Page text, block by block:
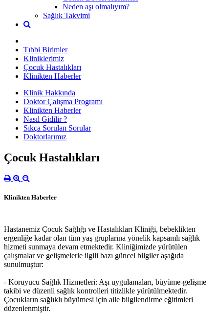
Neden aşı olmalıyım?
Sağlık Takvimi
Tıbbi Birimler
Kliniklerimiz
Çocuk Hastalıkları
Klinikten Haberler
Klinik Hakkında
Doktor Çalışma Programı
Klinikten Haberler
Nasıl Gidilir ?
Sıkça Sorulan Sorular
Doktorlarımız
Çocuk Hastalıkları
Klinikten Haberler
Hastanemiz Çocuk Sağlığı ve Hastalıkları Kliniği, bebeklikten
ergenliğe kadar olan tüm yaş gruplarına yönelik kapsamlı sağlık
hizmeti sunmaya devam etmektedir. Kliniğimizde yürütülen
çalışmalar ve gelişmelerle ilgili bazı güncel bilgiler aşağıda
sunulmuştur:
- Koruyucu Sağlık Hizmetleri: Aşı uygulamaları, büyüme-gelişme
takibi ve düzenli sağlık kontrolleri titizlikle yürütülmektedir.
Çocukların sağlıklı büyümesi için aile bilgilendirme eğitimleri
düzenlenmiştir.